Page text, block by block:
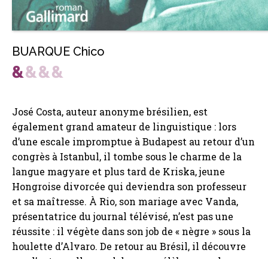
BUARQUE Chico
José Costa, auteur anonyme brésilien, est
également grand amateur de linguistique : lors
d’une escale impromptue à Budapest au retour d’un
congrès à Istanbul, il tombe sous le charme de la
langue magyare et plus tard de Kriska, jeune
Hongroise divorcée qui deviendra son professeur
et sa maîtresse. À Rio, son mariage avec Vanda,
présentatrice du journal télévisé, n’est pas une
réussite : il végète dans son job de « nègre » sous la
houlette d’Alvaro. De retour au Brésil, il découvre